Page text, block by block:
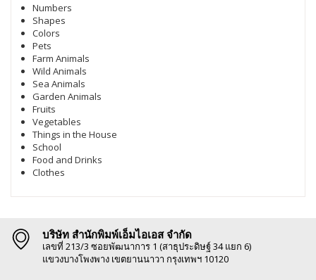
Numbers
Shapes
Colors
Pets
Farm Animals
Wild Animals
Sea Animals
Garden Animals
Fruits
Vegetables
Things in the House
School
Food and Drinks
Clothes
บริษัท สำนักพิมพ์เอ็มไอเอส จำกัด
เลขที่ 213/3 ซอยพัฒนาการ 1 (สาธุประดิษฐ์ 34 แยก 6)
แขวงบางโพงพาง เขตยานนาวา กรุงเทพฯ 10120